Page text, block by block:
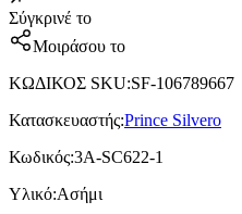
Σύγκρινέ το
Μοιράσου το
ΚΩΔΙΚΟΣ SKU:SF-106789667
Κατασκευαστής:Prince Silvero
Κωδικός:3A-SC622-1
Υλικό:Ασήμι